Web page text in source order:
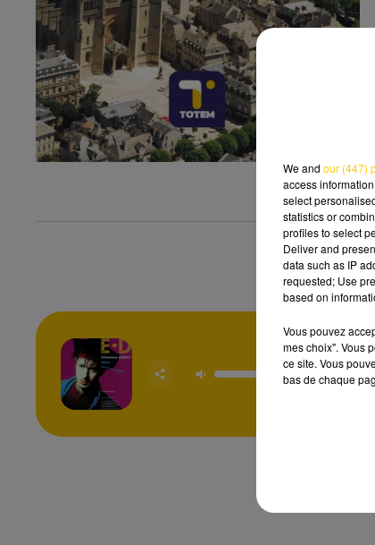
Bleu
We and our (447)
access
select
statistics or
profiles to select
Deliver and
data such as IP
requested; Use
based on
Vous pouvez
mes choix". Vous
ce site. Vous
bas de chaque